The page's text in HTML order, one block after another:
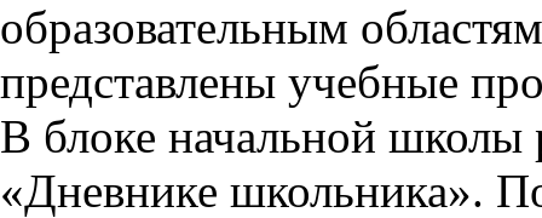
образовательным
представлены учебные
В блоке начальной школы
«Дневнике школьника».